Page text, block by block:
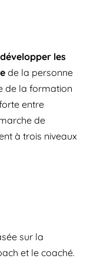
développer les
de la personne
de la formation
entre
de
à trois niveaux
sur la
et le coaché.